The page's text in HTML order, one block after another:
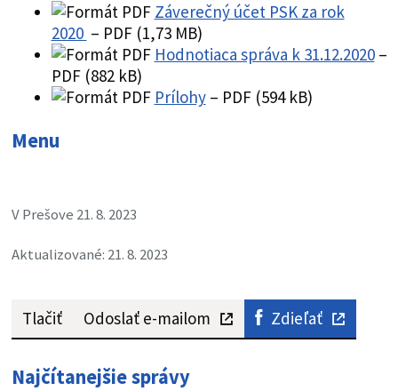
Záverečný účet PSK za rok
2020 – PDF (1,73 MB)
Hodnotiaca správa k 31.12.2020–
PDF (882 kB)
Prílohy– PDF (594 kB)
Menu
V Prešove 21. 8. 2023
Aktualizované: 21. 8. 2023
Tlačiť Odoslať e-mailom Zdieľať
Najčítanejšie správy